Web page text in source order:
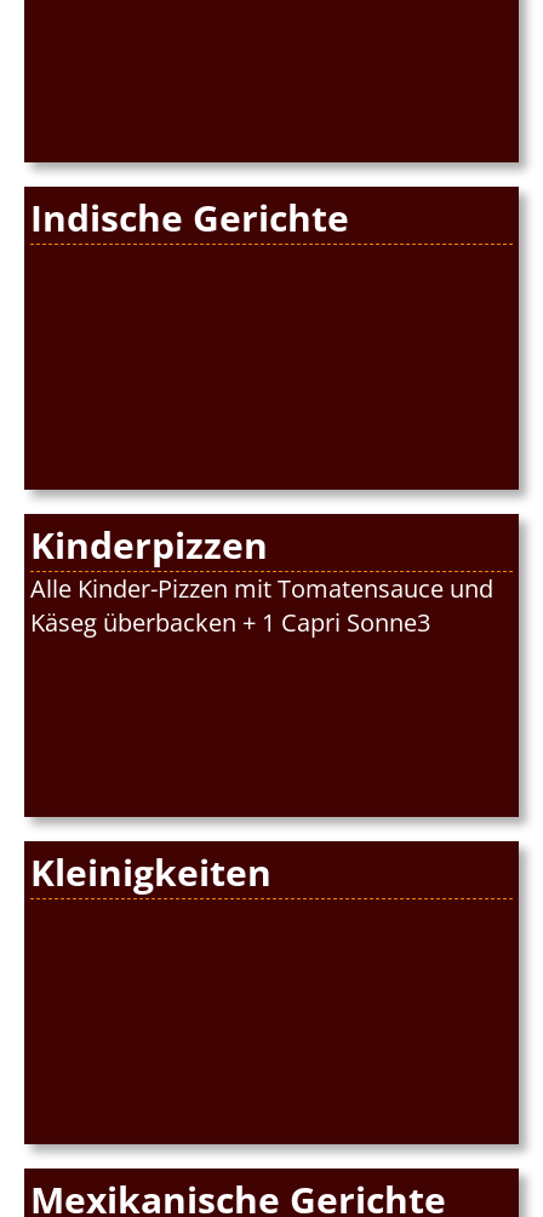
Indische Gerichte
Kinderpizzen
Alle Kinder-Pizzen mit Tomatensauce und
Käseg überbacken + 1 Capri Sonne3
Kleinigkeiten
Mexikanische Gerichte